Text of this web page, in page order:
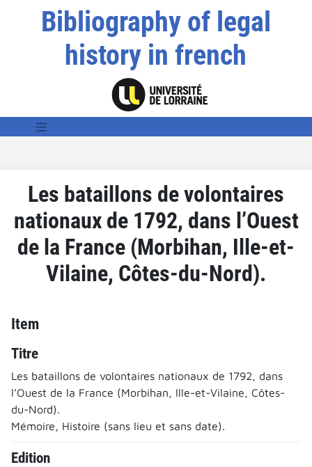
Bibliography of legal
history in french
Les bataillons de volontaires
nationaux de 1792, dans l’Ouest
de la France (Morbihan, Ille-et-
Vilaine, Côtes-du-Nord).
Item
Titre
Les bataillons de volontaires nationaux de 1792, dans
l’Ouest de la France (Morbihan, Ille-et-Vilaine, Côtes-
du-Nord).
Mémoire, Histoire (sans lieu et sans date).
Edition